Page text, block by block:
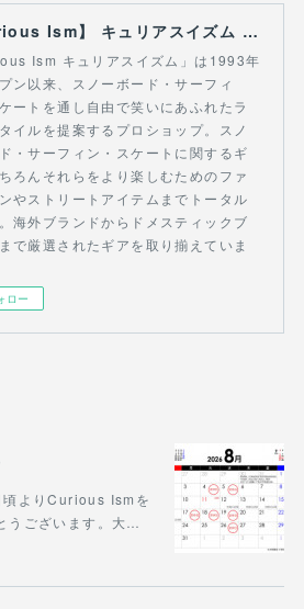
【Curious Ism】 キュリアスイズム l スノーボードショップ サーフショップ 福島県 会津若松市 郡山市 通販
Ism キュリアスイズム」は1993年
ン以来、スノーボード・サーフィ
ートを通し自由で笑いにあふれたラ
イルを提案するプロショップ。スノ
・サーフィン・スケートに関するギ
ろんそれらをより楽しむためのファ
やストリートアイテムまでトータル
海外ブランドからドメスティックブ
で厳選されたギアを取り揃えていま
ロー
頃よりCurious Ismを
うございます。大…